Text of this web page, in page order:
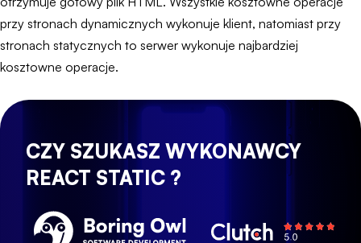
przy stronach dynamicznych wykonuje klient, natomiast przy
stronach statycznych to serwer wykonuje najbardziej
kosztowne operacje.
CZY SZUKASZ WYKONAWCY
REACT STATIC ?